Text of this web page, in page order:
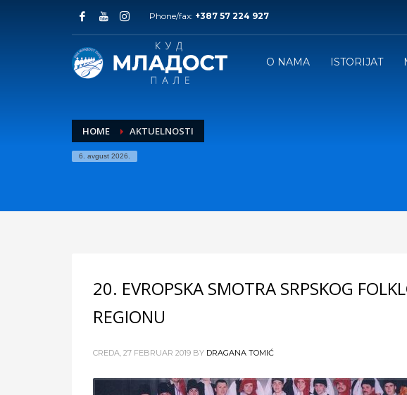
Phone/fax: +387 57 224 927
O NAMA ISTORIJAT
HOME AKTUELNOSTI
6. avgust 2026.
20. EVROPSKA SMOTRA SRPSKOG
REGIONU
CREDA, 27 FEBRUAR 2019 BY DRAGANA TOMIĆ